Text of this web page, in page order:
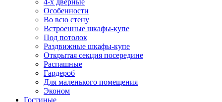
4-х дверные
Особенности
Во всю стену
Встроенные шкафы-купе
Под потолок
Раздвижные шкафы-купе
Открытая секция посередине
Распашные
Гардероб
Для маленького помещения
Эконом
Гостиные